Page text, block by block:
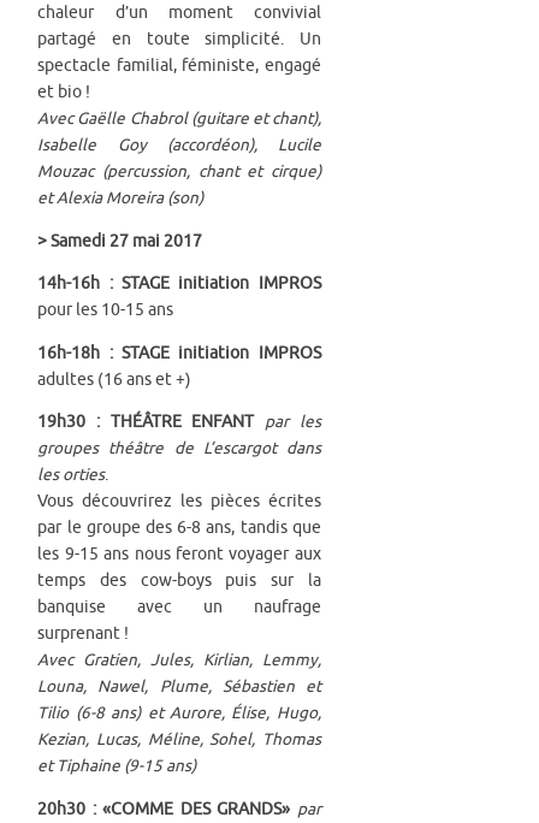
chaleur d’un moment convivial
partagé en toute simplicité. Un
spectacle familial, féministe, engagé
et bio !
Avec Gaëlle Chabrol (guitare et chant),
Isabelle Goy (accordéon), Lucile
Mouzac (percussion, chant et cirque)
et Alexia Moreira (son)
> Samedi 27 mai 2017
14h-16h : STAGE initiation IMPROS
pour les 10-15 ans
16h-18h : STAGE initiation IMPROS
adultes (16 ans et +)
19h30 : THÉÂTRE ENFANT par les
groupes théâtre de L’escargot dans
les orties.
Vous découvrirez les pièces écrites
par le groupe des 6-8 ans, tandis que
les 9-15 ans nous feront voyager aux
temps des cow-boys puis sur la
banquise avec un naufrage
surprenant !
Avec Gratien, Jules, Kirlian, Lemmy,
Louna, Nawel, Plume, Sébastien et
Tilio (6-8 ans) et Aurore, Élise, Hugo,
Kezian, Lucas, Méline, Sohel, Thomas
et Tiphaine (9-15 ans)
20h30 : «COMME DES GRANDS» par